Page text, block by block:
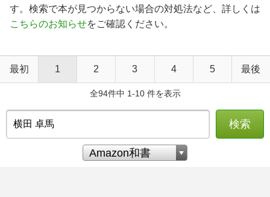
す。検索で本が見つからない場合の対処法など、詳しくは
こちらのお知らせをご確認ください。
最初 1 2 3 4 5 最後
全94件中 1-10 件を表示
検索